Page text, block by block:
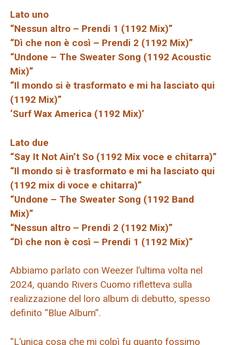
Lato uno
“Nessun altro – Prendi 1 (1192 Mix)”
“Dì che non è così – Prendi 2 (1192 Mix)”
“Undone – The Sweater Song (1192 Acoustic
Mix)”
“Il mondo si è trasformato e mi ha lasciato qui
(1192 Mix)”
‘Surf Wax America (1192 Mix)’
Lato due
“Say It Not Ain’t So (1192 Mix voce e chitarra)”
“Il mondo si è trasformato e mi ha lasciato qui
(1192 mix di voce e chitarra)”
“Undone – The Sweater Song (1192 Band
Mix)”
“Nessun altro – Prendi 2 (1192 Mix)”
“Dì che non è così – Prendi 1 (1192 Mix)”
Abbiamo parlato con Weezer l’ultima volta nel
2024, quando Rivers Cuomo rifletteva sulla
realizzazione del loro album di debutto, spesso
definito “Blue Album”.
“L’unica cosa che mi colpì fu quanto fossimo